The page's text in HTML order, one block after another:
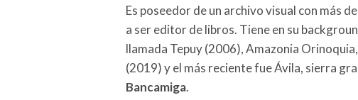
Es poseedor de un archivo visual con más
a ser editor de libros. Tiene en su
llamada Tepuy (2006), Amazonia
(2019) y el más reciente fue Ávila, sierra
Bancamiga.